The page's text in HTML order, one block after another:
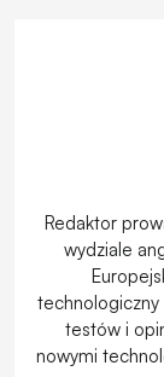
Redaktor
wydziale
testów i
nowymi